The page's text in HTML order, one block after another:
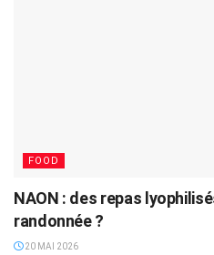
FOOD
NAON : des repas
randonnée ?
20 MAI 2026